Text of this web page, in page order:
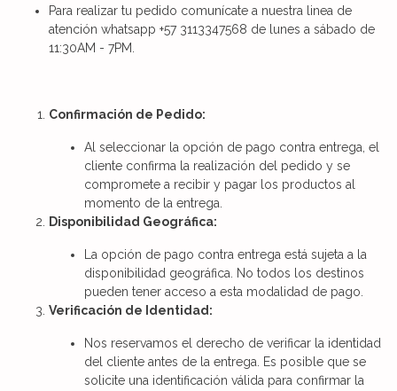
Para realizar tu pedido comunícate a nuestra linea de
atención whatsapp +57 3113347568 de lunes a sábado de
11:30AM - 7PM.
Confirmación de Pedido:
Al seleccionar la opción de pago contra entrega, el
cliente confirma la realización del pedido y se
compromete a recibir y pagar los productos al
momento de la entrega.
Disponibilidad Geográfica:
La opción de pago contra entrega está sujeta a la
disponibilidad geográfica. No todos los destinos
pueden tener acceso a esta modalidad de pago.
Verificación de Identidad:
Nos reservamos el derecho de verificar la identidad
del cliente antes de la entrega. Es posible que se
solicite una identificación válida para confirmar la